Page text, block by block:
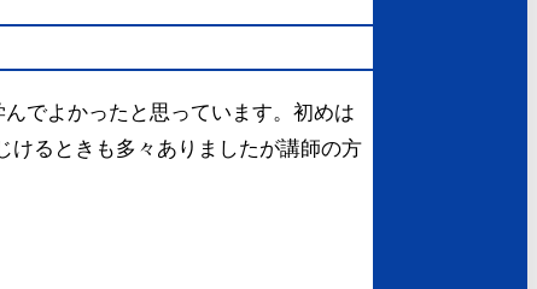
でよかったと思っています。初めは
けるときも多々ありましたが講師の方